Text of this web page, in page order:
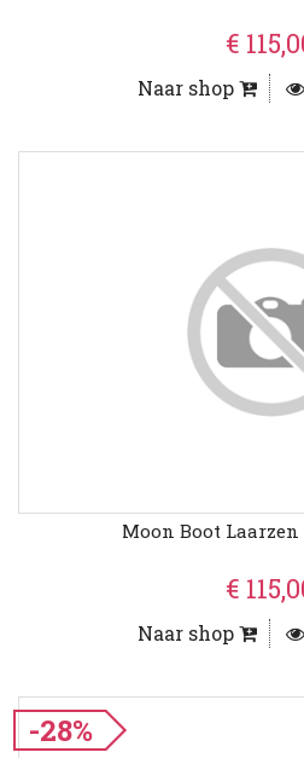
€
Naar shop
Moon Boot
€
Naar shop
-28%